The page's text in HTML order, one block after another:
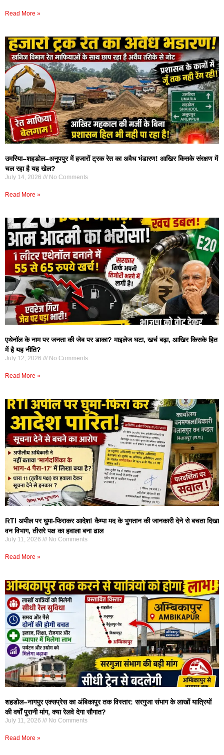
Read More »
उमरिया–शहडोल–अनूपपुर में हजारों ट्रक रेत का अवैध भंडारण! आखिर किसके संरक्षण में
चल रहा है यह खेल?
July 14, 2026 No Comments
Read More »
एथेनॉल के नाम पर जनता की जेब पर डाका? माइलेज घटा, खर्च बढ़ा, आखिर किसके हित
में है यह नीति?
July 12, 2026 No Comments
Read More »
RTI अपील पर घुमा-फिराकर आदेश! कैम्पा मद के भुगतान की जानकारी देने से बचता दिखा
वन विभाग, तीसरे पक्ष का हवाला बना ढाल
July 11, 2026 No Comments
Read More »
शहडोल–नागपुर एक्सप्रेस का अंबिकापुर तक विस्तार: सरगुजा संभाग के लाखों यात्रियों
की वर्षों पुरानी मांग, क्या रेलवे देगा सौगात?
July 11, 2026 No Comments
Read More »